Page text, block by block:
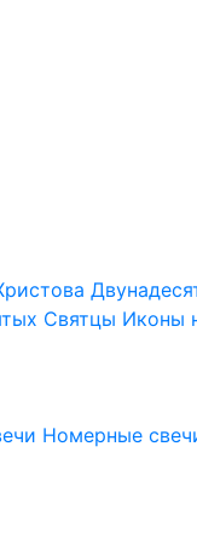
Святцы Иконы
Номерные